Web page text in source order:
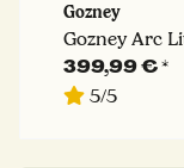
Gozney
Gozney Arc
399,99 €*
5/5